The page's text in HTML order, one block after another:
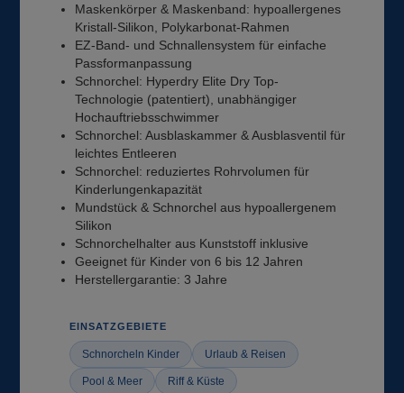
Maskenkörper & Maskenband: hypoallergenes
Kristall-Silikon, Polykarbonat-Rahmen
EZ-Band- und Schnallensystem für einfache
Passformanpassung
Schnorchel: Hyperdry Elite Dry Top-
Technologie (patentiert), unabhängiger
Hochauftriebsschwimmer
Schnorchel: Ausblaskammer & Ausblasventil für
leichtes Entleeren
Schnorchel: reduziertes Rohrvolumen für
Kinderlungenkapazität
Mundstück & Schnorchel aus hypoallergenem
Silikon
Schnorchelhalter aus Kunststoff inklusive
Geeignet für Kinder von 6 bis 12 Jahren
Herstellergarantie: 3 Jahre
EINSATZGEBIETE
Schnorcheln Kinder Urlaub & Reisen
Pool & Meer Riff & Küste